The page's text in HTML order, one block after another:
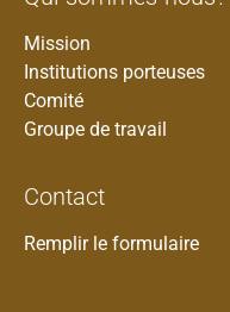
Mission
Institutions porteuses
Comité
Groupe de travail
Contact
Remplir le formulaire